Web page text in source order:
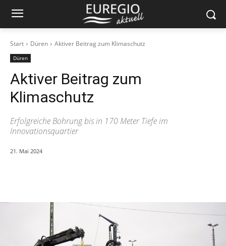
Start Düren Aktiver Beitrag zum Klimaschutz
Düren
Aktiver Beitrag zum
Klimaschutz
Erfolgreiche Bohrung bis in 170 Meter Tiefe im
Innovationsquartier
21. Mai 2024